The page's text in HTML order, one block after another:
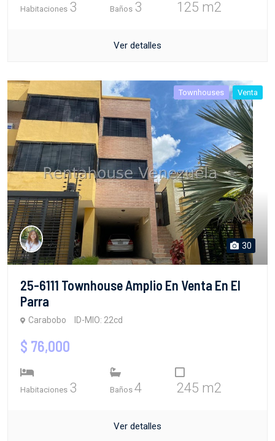
Habitaciones 3 Baños 3 125 m2
Ver detalles
Townhouses Venta
30
25-6111 Townhouse Amplio En Venta En El
Parra
Carabobo ID-MIO: 22cd
$ 76,000
Habitaciones 3 Baños 4 245 m2
Ver detalles